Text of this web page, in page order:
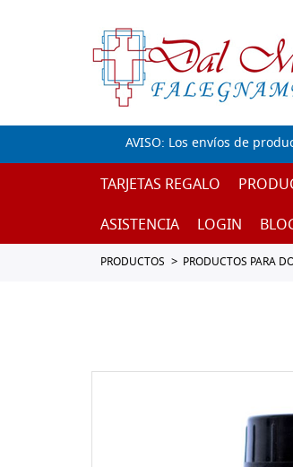
AVISO: Los envíos de
TARJETAS REGALO
ASISTENCIA
LOGIN
PRODUCTOS PRODUCTOS PARA